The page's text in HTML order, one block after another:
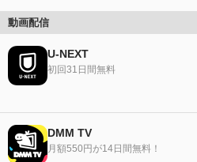
動画配信
U-NEXT
初回31日間無料
DMM TV
月額550円が14日間無料！